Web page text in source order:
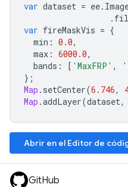
var dataset = ee.
.
var fireMaskVis = {
min : 0.0,
max : 6000.0,
bands : [ 'MaxFRP' ,
};
Map . setCenter(6.746,
Map .addLayer(dataset,
Abrir en el Editor de
GitHub